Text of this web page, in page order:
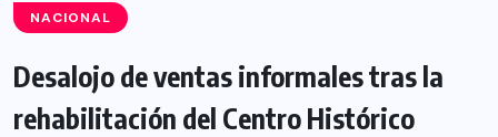
NACIONAL
Desalojo de ventas informales tras la
rehabilitación del Centro Histórico